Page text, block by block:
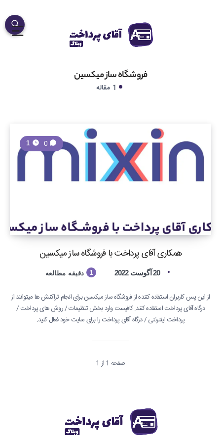
فروشگاه ساز میکسین
همکاری آقای پرداخت با فروشگاه ساز میکسین
0
20 آگوست 2022 1 دقیقه مطالعه
از این پس کاربران استفاده کننده از فروشگاه ساز میکسین برای انجام تراکنش ها میتوانند از
درگاه آقای پرداخت استفاده کنند. کافیست وارد بخش تنظیمات / روش های پرداخت /
پرداخت اینترنتی / درگاه آقای پرداخت را برای سایت خود فعال کنید.
صفحه 1 از 1